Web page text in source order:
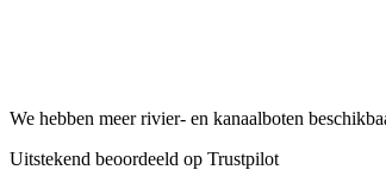
We hebben meer rivier- en kanaalboten
Uitstekend beoordeeld op Trustpilot